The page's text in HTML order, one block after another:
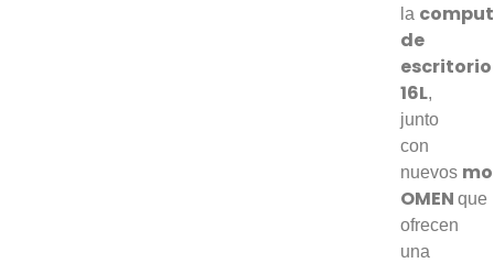
la
de
escritorio
16L,
junto
con
nuevos
OMENque
ofrecen
una